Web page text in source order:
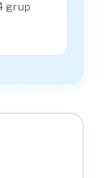
grup